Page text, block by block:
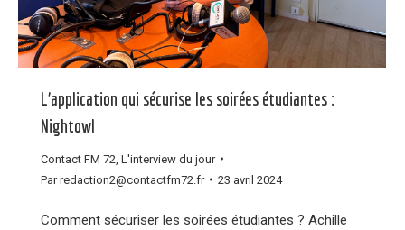
L’application qui sécurise les soirées étudiantes :
Nightowl
Contact FM 72 L'interview du jour
Parredaction2@contactfm72.fr 23 avril 2024
Comment sécuriser les soirées étudiantes ? Achille